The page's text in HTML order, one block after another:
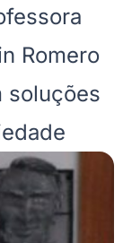
Romero
soluções